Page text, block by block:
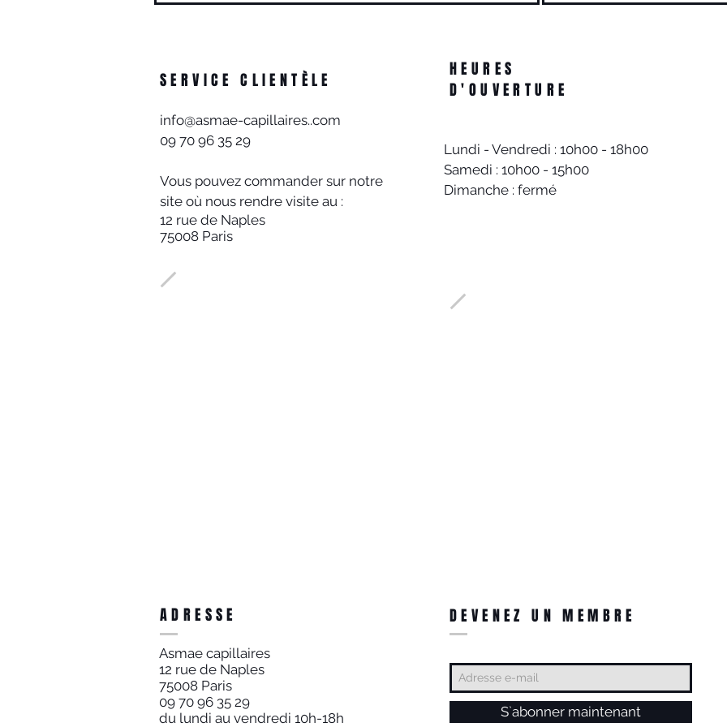
SERVICE CLIENTÈLE
info@asmae-capillaires..com
09 70 96 35 29
Vous pouvez commander sur notre
site où nous rendre visite au :
12 rue de Naples
75008 Paris
HEURES
D'OUVERTURE
Lundi - Vendredi : 10h00 - 18h00
Samedi : 10h00 - 15h00
Dimanche : fermé
ADRESSE
Asmae capillaires
12 rue de Naples
75008 Paris
09 70 96 35 29
du lundi au vendredi 10h-18h
DEVENEZ UN MEMBRE
S`abonner maintenant